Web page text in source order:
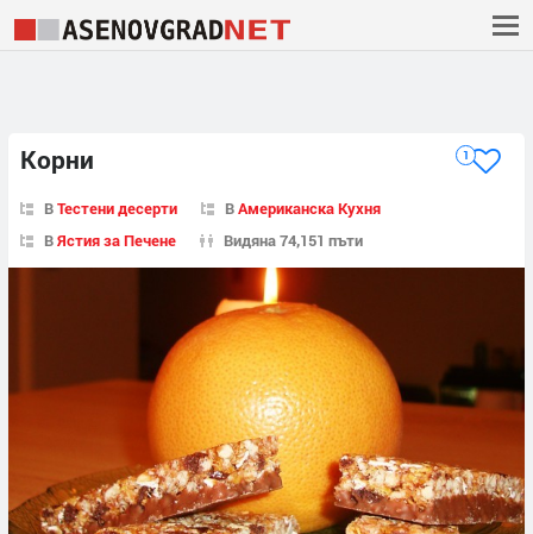
Корни 1
ВТестени десерти ВАмериканска Кухня
ВЯстия за Печене Видяна 74,151 пъти